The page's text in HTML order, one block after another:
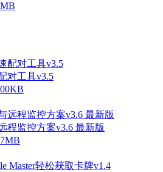
对工具v3.5
程监控方案v3.6 最新版